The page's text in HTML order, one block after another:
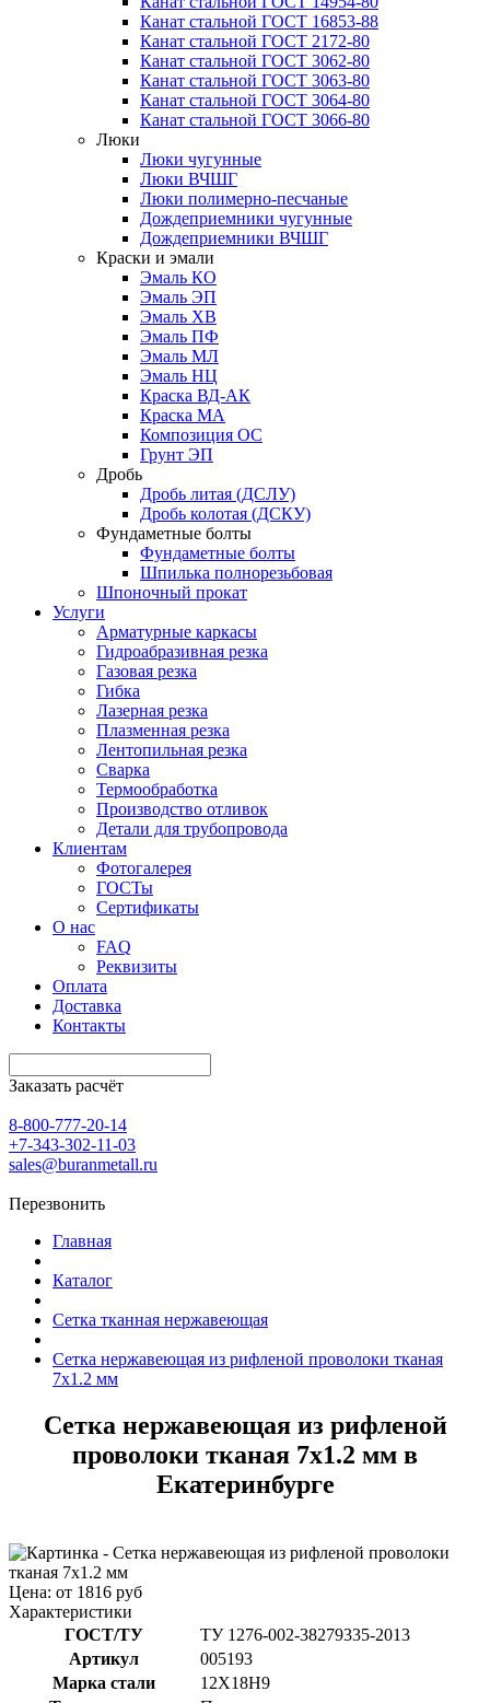
Канат стальной ГОСТ 16853-88
Канат стальной ГОСТ 2172-80
Канат стальной ГОСТ 3062-80
Канат стальной ГОСТ 3063-80
Канат стальной ГОСТ 3064-80
Канат стальной ГОСТ 3066-80
Люки
Люки чугунные
Люки ВЧШГ
Люки полимерно-песчаные
Дождеприемники чугунные
Дождеприемники ВЧШГ
Краски и эмали
Эмаль КО
Эмаль ЭП
Эмаль ХВ
Эмаль ПФ
Эмаль МЛ
Эмаль НЦ
Краска ВД-АК
Краска МА
Композиция ОС
Грунт ЭП
Дробь
Дробь литая (ДСЛУ)
Дробь колотая (ДСКУ)
Фундаметные болты
Фундаметные болты
Шпилька полнорезьбовая
Шпоночный прокат
Услуги
Арматурные каркасы
Гидроабразивная резка
Газовая резка
Гибка
Лазерная резка
Плазменная резка
Лентопильная резка
Сварка
Термообработка
Производство отливок
Детали для трубопровода
Клиентам
Фотогалерея
ГОСТы
Сертификаты
О нас
FAQ
Реквизиты
Оплата
Доставка
Контакты
Заказать расчёт
8-800-777-20-14
+7-343-302-11-03
sales@buranmetall.ru
Перезвонить
Главная
Каталог
Сетка тканная нержавеющая
Сетка нержавеющая из рифленой проволоки тканая
7x1.2 мм
Сетка нержавеющая из рифленой
проволоки тканая 7x1.2 мм в
Екатеринбурге
Цена: от 1816 руб
Характеристики
ГОСТ/ТУ
ТУ 1276-002-38279335-2013
Артикул
005193
Марка стали
12Х18Н9